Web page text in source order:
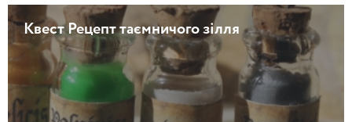
Квест Рецепт таємничого зілля